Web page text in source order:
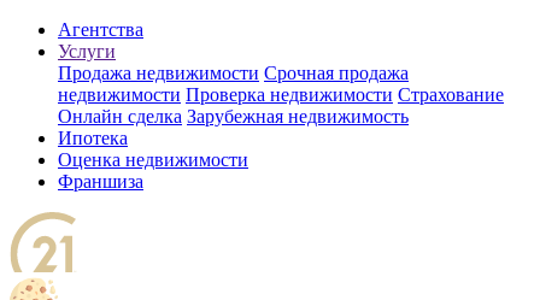
Агентства
Услуги
Продажа недвижимости Срочная продажа
недвижимости Проверка недвижимости Страхование
Онлайн сделка Зарубежная недвижимость
Ипотека
Оценка недвижимости
Франшиза